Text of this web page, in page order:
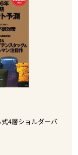
4層ショルダーバ